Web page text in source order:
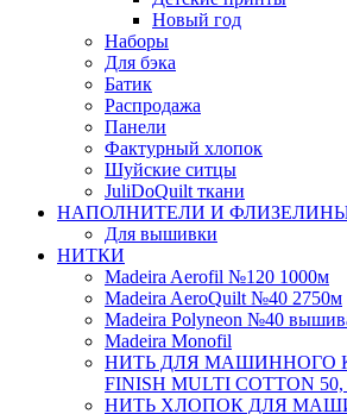
Новый год
Наборы
Для бэка
Батик
Распродажа
Панели
Фактурный хлопок
Шуйские ситцы
JuliDoQuilt ткани
НАПОЛНИТЕЛИ И
Для вышивки
НИТКИ
Madeira Aerofil №120 1000м
Madeira AeroQuilt №40 2750м
Madeira Polyneon №40
Мadeira Monofil
НИТЬ ДЛЯ МАШИННОГО
FINISH MULTI COTTON
НИТЬ ХЛОПОК ДЛЯ